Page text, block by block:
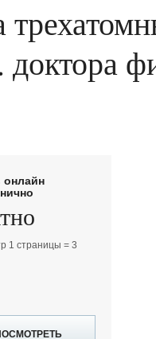
онлайн
1 страницы = 3